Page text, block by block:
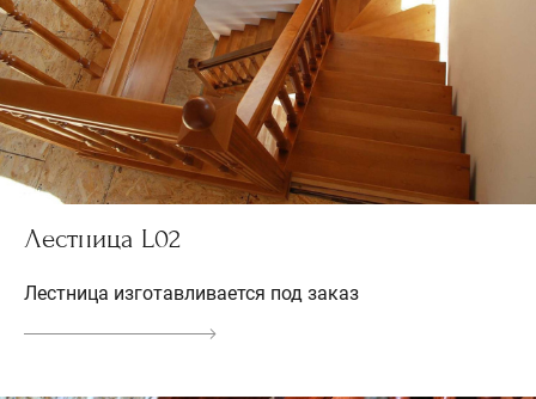
Лестница L02
Лестница изготавливается под заказ